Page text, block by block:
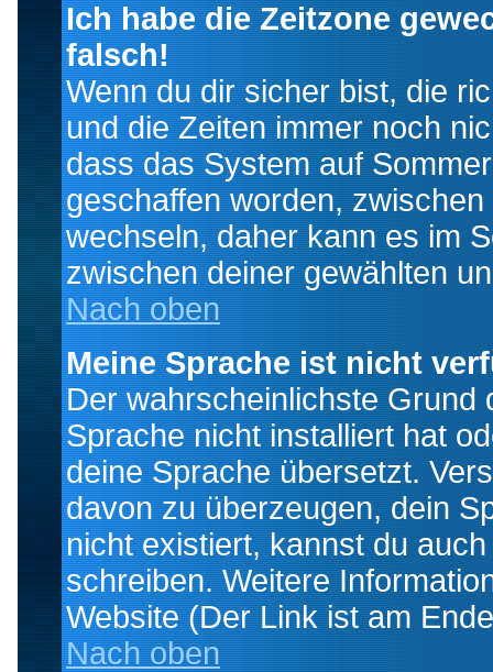
Ich habe die Zeitzone
falsch!
Wenn du dir sicher bist, die
und die Zeiten immer noch
dass das System auf
geschaffen worden,
wechseln, daher kann es im
zwischen deiner gewählten
Nach oben
Meine Sprache ist nicht
Der wahrscheinlichste Grund
Sprache nicht installiert hat
deine Sprache übersetzt.
davon zu überzeugen, dein
nicht existiert, kannst du
schreiben. Weitere
Website (Der Link ist am
Nach oben